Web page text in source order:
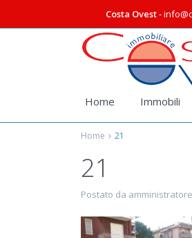
Costa Ovest-
Home Immobili
Home 21
21
Postato da